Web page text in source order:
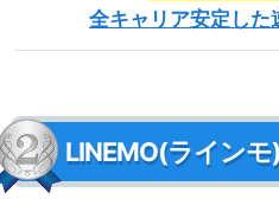
全キャリア安定した
LINEMO(ライン